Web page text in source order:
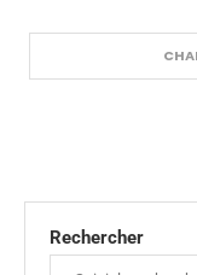
Rechercher